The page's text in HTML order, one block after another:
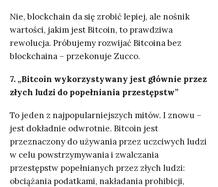
Nie, blockchain da się zrobić lepiej, ale nośnik
wartości, jakim jest Bitcoin, to prawdziwa
rewolucja. Próbujemy rozwijać Bitcoina bez
blockchaina – przekonuje Zucco.
7. „Bitcoin wykorzystywany jest głównie przez
złych ludzi do popełniania przestępstw”
To jeden z najpopularniejszych mitów. I znowu –
jest dokładnie odwrotnie. Bitcoin jest
przeznaczony do używania przez uczciwych ludzi
w celu powstrzymywania i zwalczania
przestępstw popełnianych przez złych ludzi:
obciążania podatkami, nakładania prohibicji,